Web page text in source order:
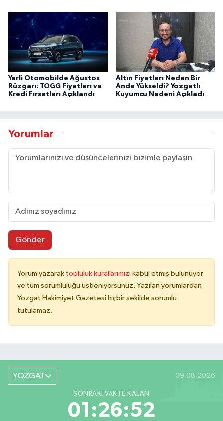
Yerli Otomobilde Ağustos
Rüzgarı: TOGG Fiyatları ve
Kredi Fırsatları Açıklandı
Altın Fiyatları Neden Bir
Anda Yükseldi? Yozgatlı
Kuyumcu Nedeni Açıkladı
Yorumlar
Gönder
Yorum yazarak topluluk kurallarımızı kabul etmiş bulunuyor
ve tüm sorumluluğu üstleniyorsunuz. Yazılan yorumlardan
Yozgat Hakimiyet Gazetesi hiçbir şekilde sorumlu
tutulamaz.
YOZGAT 09.08.2026
SONRAKI VAKTE KALAN
01:26:52